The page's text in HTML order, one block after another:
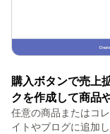
購入ボタンで売上
クを作成して商品
任意の商品またはコ
イトやブログに追加